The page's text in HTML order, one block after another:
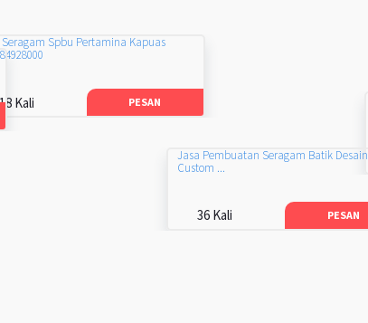
Spbu Pertamina Kapuas
Kali PESAN
Jasa Pembuatan Seragam Batik Desain
Custom ...
36 Kali PESAN